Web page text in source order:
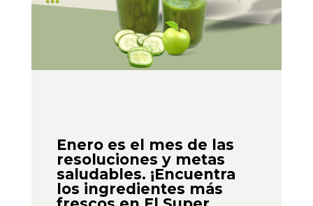
Enero es el mes de las
resoluciones y metas
saludables. ¡Encuentra
los ingredientes más